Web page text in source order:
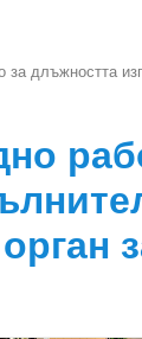
длъжността